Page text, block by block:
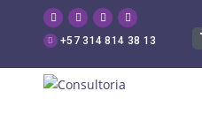
+57 314 814 38 13